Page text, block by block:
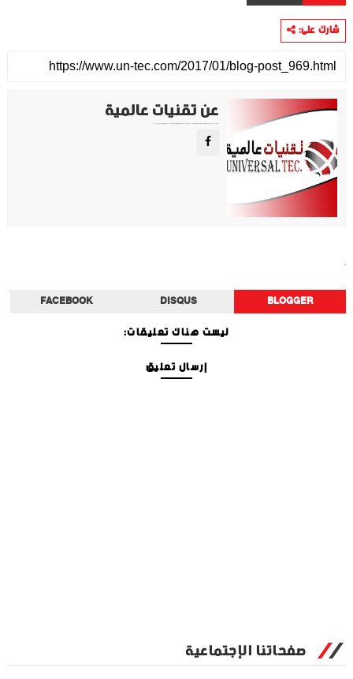
شارك على:
عن تقنيات عالمية
BLOGGER
DISQUS
FACEBOOK
ليست هناك تعليقات:
إرسال تعليق
صفحاتنا الإجتماعية